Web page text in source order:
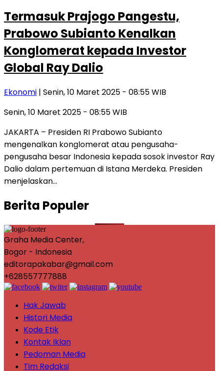
Termasuk Prajogo Pangestu,
Prabowo Subianto Kenalkan
Konglomerat kepada Investor
Global Ray Dalio
Ekonomi | Senin, 10 Maret 2025 - 08:55 WIB
Senin, 10 Maret 2025 - 08:55 WIB
JAKARTA – Presiden RI Prabowo Subianto
mengenalkan konglomerat atau pengusaha-
pengusaha besar Indonesia kepada sosok investor Ray
Dalio dalam pertemuan di Istana Merdeka. Presiden
menjelaskan…
Berita Populer
Graha Media Center,
Bogor - Indonesia
editorapakabar@gmail.com
+628557777888
Hak Jawab
Histori Media
Kode Etik
Kontak Iklan
Pedoman Media
Tim Redaksi